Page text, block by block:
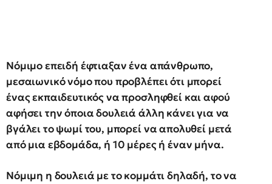
Νόμιμο επειδή έφτιαξαν ένα απάνθρωπο,
μεσαιωνικό νόμο που προβλέπει ότι μπορεί
ένας εκπαιδευτικός να προσληφθεί και αφού
αφήσει την όποια δουλειά άλλη κάνει για να
βγάλει το ψωμί του, μπορεί να απολυθεί μετά
από μια εβδομάδα, ή 10 μέρες ή έναν μήνα.
Νόμιμη η δουλειά με το κομμάτι δηλαδή, το να